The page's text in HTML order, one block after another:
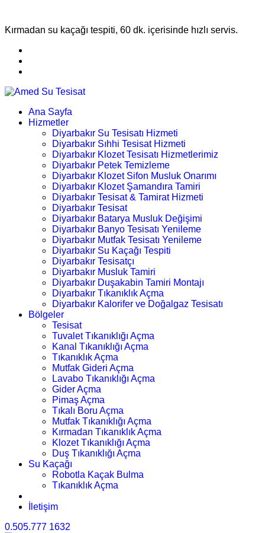
Kırmadan su kaçağı tespiti, 60 dk. içerisinde hızlı servis.
Ana Sayfa
Hizmetler
Diyarbakır Su Tesisatı Hizmeti
Diyarbakır Sıhhi Tesisat Hizmeti
Diyarbakır Klozet Tesisatı Hizmetlerimiz
Diyarbakır Petek Temizleme
Diyarbakır Klozet Sifon Musluk Onarımı
Diyarbakır Klozet Şamandıra Tamiri
Diyarbakır Tesisat & Tamirat Hizmeti
Diyarbakır Tesisat
Diyarbakır Batarya Musluk Değişimi
Diyarbakır Banyo Tesisatı Yenileme
Diyarbakır Mutfak Tesisatı Yenileme
Diyarbakır Su Kaçağı Tespiti
Diyarbakır Tesisatçı
Diyarbakır Musluk Tamiri
Diyarbakır Duşakabin Tamiri Montajı
Diyarbakır Tıkanıklık Açma
Diyarbakır Kalorifer ve Doğalgaz Tesisatı
Bölgeler
Tesisat
Tuvalet Tıkanıklığı Açma
Kanal Tıkanıklığı Açma
Tıkanıklık Açma
Mutfak Gideri Açma
Lavabo Tıkanıklığı Açma
Gider Açma
Pimaş Açma
Tıkalı Boru Açma
Mutfak Tıkanıklığı Açma
Kırmadan Tıkanıklık Açma
Klozet Tıkanıklığı Açma
Duş Tıkanıklığı Açma
Su Kaçağı
Robotla Kaçak Bulma
Tıkanıklık Açma
İletişim
0.505.777 1632